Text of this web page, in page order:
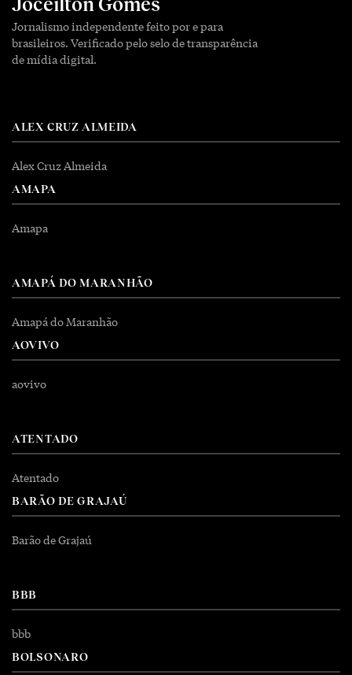
Jornalismo independente feito por e para
brasileiros. Verificado pelo selo de transparência
de mídia digital.
ALEX CRUZ ALMEIDA
Alex Cruz Almeida
AMAPA
Amapa
AMAPÁ DO MARANHÃO
Amapá do Maranhão
AOVIVO
aovivo
ATENTADO
Atentado
BARÃO DE GRAJAÚ
Barão de Grajaú
BBB
bbb
BOLSONARO